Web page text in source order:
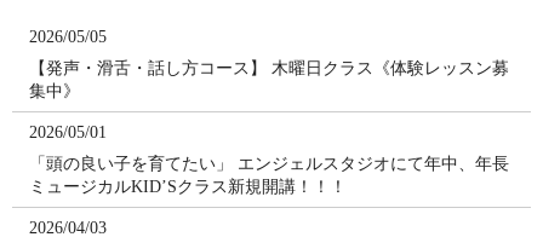
2026/05/05
【発声・滑舌・話し方コース】 木曜日クラス《体験レッスン募
集中》
2026/05/01
「頭の良い子を育てたい」 エンジェルスタジオにて年中、年長
ミュージカルKID’Sクラス新規開講！！！
2026/04/03